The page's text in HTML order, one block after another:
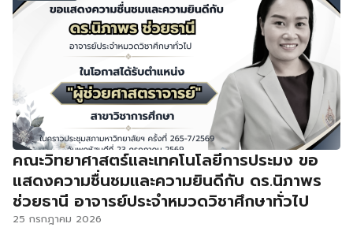
คณะวิทยาศาสตร์และเทคโนโลยีการประมง ขอ
แสดงความชื่นชมและความยินดีกับ ดร.นิภาพร
ช่วยธานี อาจารย์ประจำหมวดวิชาศึกษาทั่วไป
25 กรกฎาคม 2026